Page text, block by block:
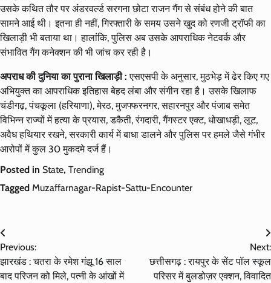
उसके कथित तौर पर अंडरवर्ल्ड सरगना छोटा राजन गैंग से संबंध होने की बात
सामने आई थी। इतना ही नहीं, गिरफ्तारी के समय उसने खुद को रणजी ट्रॉफी का
खिलाड़ी भी बताया था। हालांकि, पुलिस अब उसके आपराधिक नेटवर्क और
संभावित गैंग कनेक्शन की भी जांच कर रही है।
अपराध की दुनिया का पुराना खिलाड़ी : एसएसपी के अनुसार, मुठभेड़ में ढेर किए गए
अभियुक्त का आपराधिक इतिहास बेहद लंबा और संगीन रहा है। उसके खिलाफ
चंडीगढ़, पंचकूला (हरियाणा), मेरठ, मुजफ्फरनगर, सहारनपुर और पंजाब समेत
विभिन्न राज्यों में हत्या के प्रयास, डकैती, रंगदारी, गैंगस्टर एक्ट, धोखाधड़ी, लूट,
अवैध हथियार रखने, सरकारी कार्य में बाधा डालने और पुलिस पर हमले जैसे गंभीर
आरोपों में कुल 30 मुकदमे दर्ज हैं।
Posted in State, Trending
Tagged Muzaffarnagar-Rapist-Sattu-Encounter
Post
navigation
Previous:
झारखंड : चतरा के रमेश गंझू 16 साल
बाद परिजन को मिले, पत्नी के आंखों में
Next:
छत्तीसगढ़ : रायपुर के सेंट पॉल स्कूल
परिसर में बुलडोज़र एक्शन, विवादित